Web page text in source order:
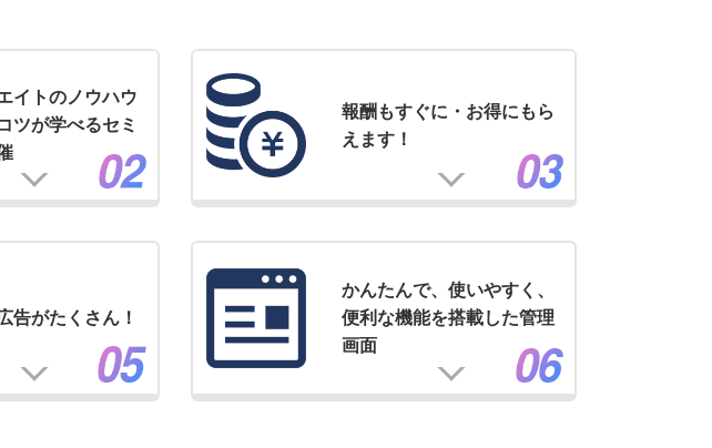
イトのノウハウ
ツが学べるセミ
報酬もすぐに・お得にもら
えます！
告がたくさん！
かんたんで、使いやすく、
便利な機能を搭載した管理
画面